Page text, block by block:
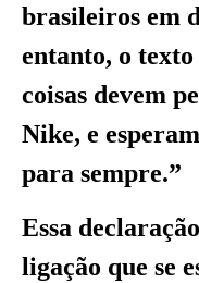
brasileiros em
entanto, o
coisas devem
Nike, e
para sempre.”
Essa
ligação que se